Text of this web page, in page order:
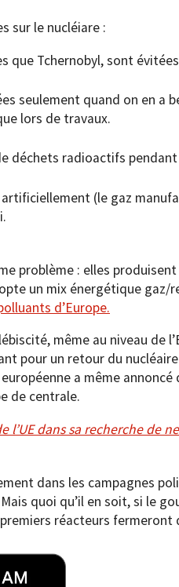
sur le nucléiare :
que Tchernobyl, sont
seulement quand on en a
lors de travaux.
déchets radioactifs pendant
(le gaz
problème : elles
un mix énergétique gaz/
d’Europe.
même au niveau de
pour un retour du
a même annoncé
de centrale.
l’UE dans sa recherche de
dans les campagnes
quoi qu’il en soit, si le
réacteurs fermeront